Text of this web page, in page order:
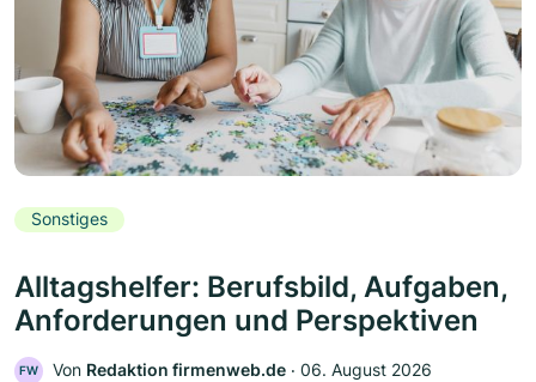
Sonstiges
Alltagshelfer: Berufsbild, Aufgaben,
Anforderungen und Perspektiven
FW Von Redaktion firmenweb.de ‧ 06. August 2026